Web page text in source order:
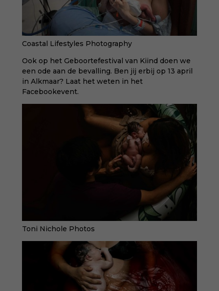
Coastal Lifestyles Photography
Ook op het Geboortefestival van Kiind doen we
een ode aan de bevalling. Ben jij erbij op 13 april
in Alkmaar? Laat het weten in het
Facebookevent.
Toni Nichole Photos